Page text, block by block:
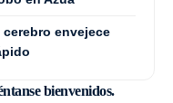
envejece
bienvenidos.